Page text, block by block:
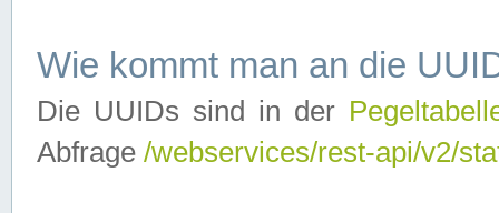
Wie kommt man an die
Die UUIDs sind in der
Abfrage /webservices/rest-api/v2/